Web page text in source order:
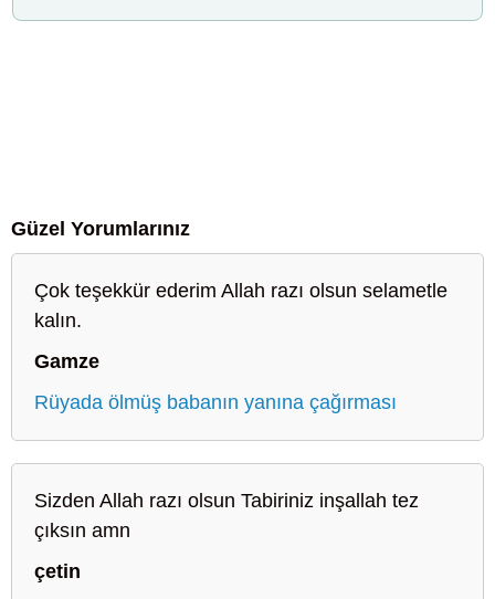
Güzel Yorumlarınız
Çok teşekkür ederim Allah razı olsun selametle
kalın.
Gamze
Rüyada ölmüş babanın yanına çağırması
Sizden Allah razı olsun Tabiriniz inşallah tez
çıksın amn
çetin